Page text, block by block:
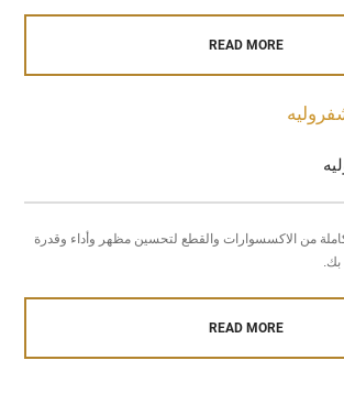
READ MORE
من الاكسسوارات والقطع لتحسين مظهر وأداء وقدرة
READ MORE